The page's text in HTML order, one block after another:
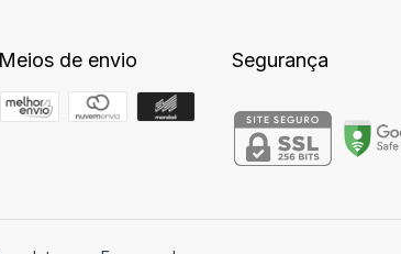
Meios de envio Segurança